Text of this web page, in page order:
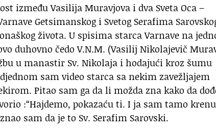
između Vasilija Muravjova i dva Sveta Oca –
Getsimanskog i Svetog Serafima
života. U spisima starca Varnave na
duhovno čedo V.N.M. (Vasilij Nikolajevič
u manastir Sv. Nikolaja i hodajući kroz šumu
sam video starca sa nekim zavežljajem
Pitao sam ga da li možda zna kako da
:“Hajdemo, pokazaću ti. I ja sam tamo
sam da je to Sv. Serafim Sarovski.